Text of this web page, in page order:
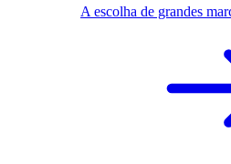
A escolha de grandes